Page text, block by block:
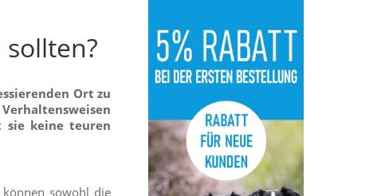
Ort zu
sie keine teuren
sowohl die